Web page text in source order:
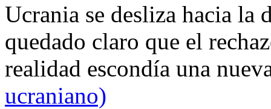
Ucrania se desliza hacia
quedado claro que el
realidad escondía una
ucraniano)